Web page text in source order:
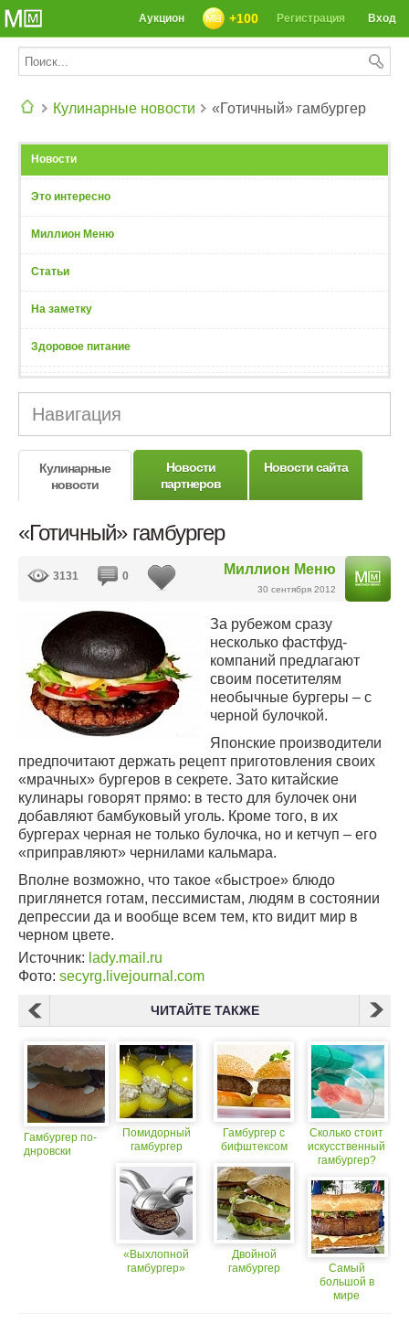
СЕГОДНЯ: 39142 РЕЦЕПТА
Вход
Регистрация
+100
Аукцион
Кулинарные новости «Готичный» гамбургер
Новости
Это интересно
Миллион Меню
Статьи
На заметку
Здоровое питание
Навигация
Кулинарные
новости
Новости
партнеров
Новости сайта
«Готичный» гамбургер
Миллион Меню
30 сентября 2012
3131 0
За рубежом сразу
несколько фастфуд-
компаний предлагают
своим посетителям
необычные бургеры – с
черной булочкой.
Японские производители
предпочитают держать рецепт приготовления своих
«мрачных» бургеров в секрете. Зато китайские
кулинары говорят прямо: в тесто для булочек они
добавляют бамбуковый уголь. Кроме того, в их
бургерах черная не только булочка, но и кетчуп – его
«приправляют» чернилами кальмара.
Вполне возможно, что такое «быстрое» блюдо
приглянется готам, пессимистам, людям в состоянии
депрессии да и вообще всем тем, кто видит мир в
черном цвете.
Источник: lady.mail.ru
Фото: secyrg.livejournal.com
ЧИТАЙТЕ ТАКЖЕ
Гамбургер по-
днровски
Помидорный
гамбургер
«Выхлопной
гамбургер»
Гамбургер с
бифштексом
Двойной
гамбургер
Сколько стоит
искусственный
гамбургер?
Самый
большой в
мире